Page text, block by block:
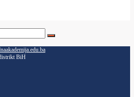
BiH